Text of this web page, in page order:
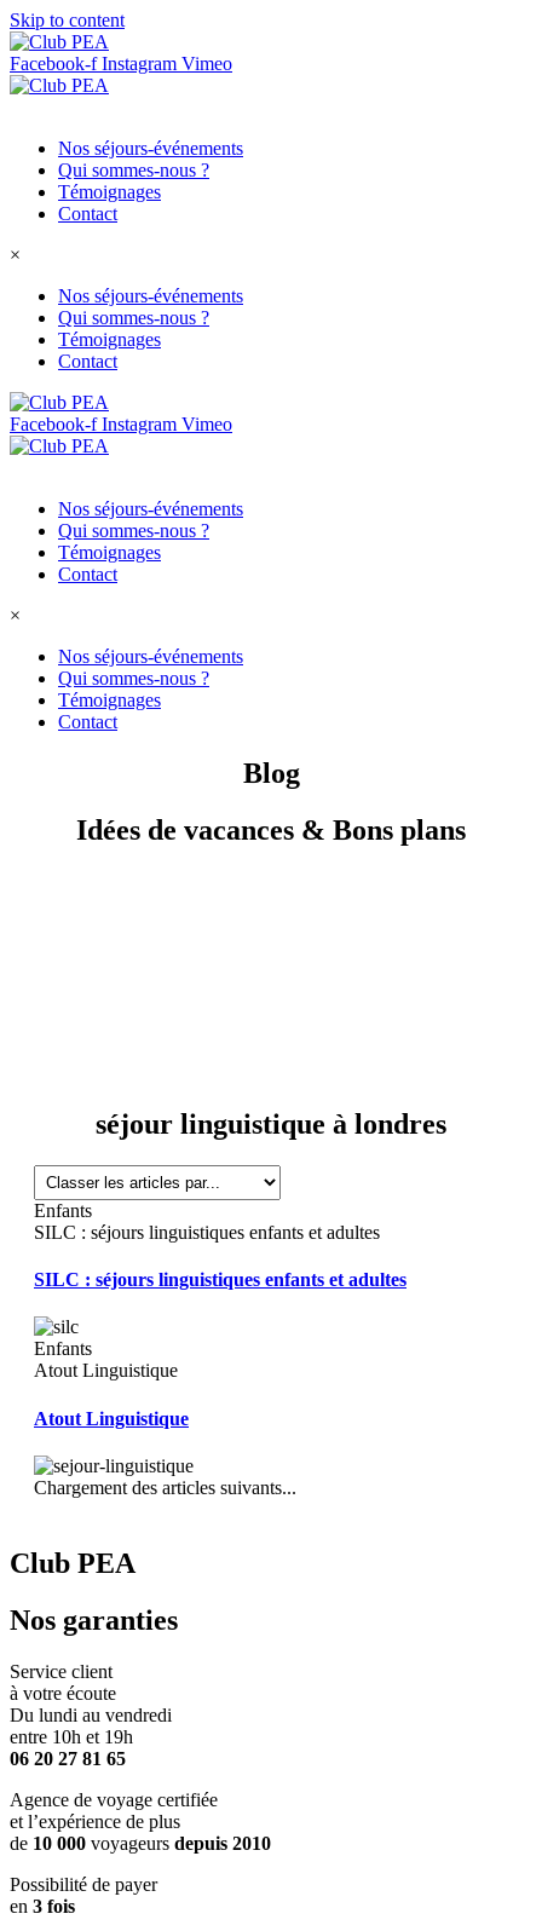
Skip to content
Facebook-f Instagram Vimeo
Nos séjours-événements
Qui sommes-nous ?
Témoignages
Contact
×
Nos séjours-événements
Qui sommes-nous ?
Témoignages
Contact
Facebook-f Instagram Vimeo
Nos séjours-événements
Qui sommes-nous ?
Témoignages
Contact
×
Nos séjours-événements
Qui sommes-nous ?
Témoignages
Contact
Blog
Idées de vacances & Bons plans
séjour linguistique à londres
Enfants
SILC : séjours linguistiques enfants et adultes
SILC : séjours linguistiques enfants et adultes
Enfants
Atout Linguistique
Atout Linguistique
Chargement des articles suivants...
Club PEA
Nos garanties
Service client
à votre écoute
Du lundi au vendredi
entre 10h et 19h
06 20 27 81 65
Agence de voyage certifiée
et l’expérience de plus
de 10 000 voyageurs depuis 2010
Possibilité de payer
en 3 fois